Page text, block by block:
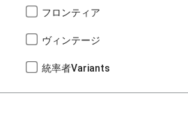
フロンティア
ヴィンテージ
統率者Variants